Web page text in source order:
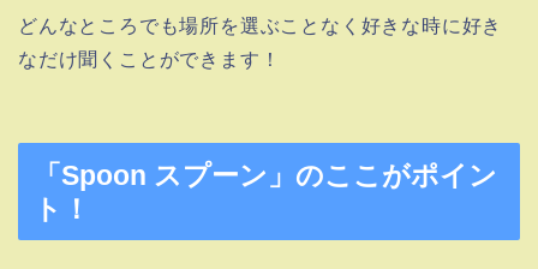
どんなところでも場所を選ぶことなく好きな時に好き
なだけ聞くことができます！
「Spoon スプーン」のここがポイン
ト！